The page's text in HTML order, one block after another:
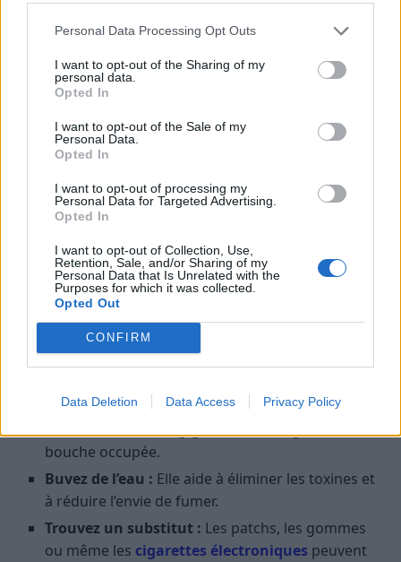
Personal Data Processing Opt Outs
I want to opt-out of the Sharing of my
personal data.
Opted In
I want to opt-out of the Sale of my
Personal Data.
Opted In
I want to opt-out of processing my
Personal Data for Targeted Advertising.
Opted In
I want to opt-out of Collection, Use,
Retention, Sale, and/or Sharing of my
Personal Data that Is Unrelated with the
Purposes for which it was collected.
Opted Out
CONFIRM
Data Deletion Data Access Privacy Policy
toute la différence. Envisagez également de rejoindre
un groupe de soutien ou une thérapie de sevrage
tabagique.
Consultez le site tabac info service
, il regorge de
bons conseils pour arrêter de fumer.
Évitez les tentations
Tenez-vous à l’écart des situations et des personnes
qui pourraient vous tenter de fumer, du moins au
début. Si votre cercle d’amis fume lors des sorties,
proposez des alternatives ou des lieux non-fumeurs.
Astuces pour combattre les envies
Arrêter de fumer est un défi, mais avec ces astuces,
bouche occupée.
Buvez de l’eau : Elle aide à éliminer les toxines et
à réduire l’envie de fumer.
Trouvez un substitut : Les patchs, les gommes
ou même les cigarettes électroniques peuvent